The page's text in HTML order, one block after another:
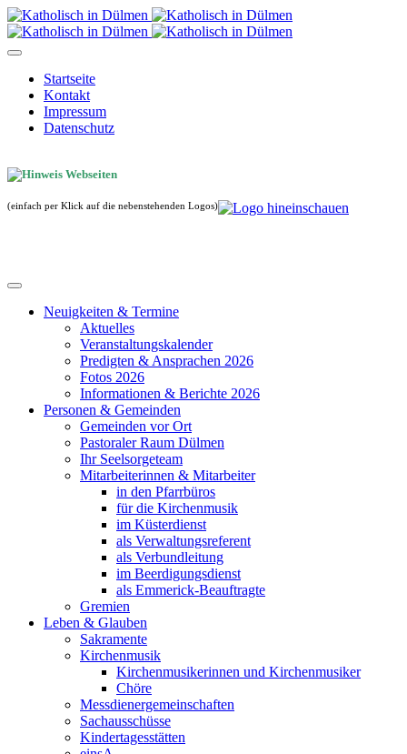
Startseite
Kontakt
Impressum
Datenschutz
(einfach per Klick auf die nebenstehenden Logos)
Neuigkeiten & Termine
Aktuelles
Veranstaltungskalender
Predigten & Ansprachen 2026
Fotos 2026
Informationen & Berichte 2026
Personen & Gemeinden
Gemeinden vor Ort
Pastoraler Raum Dülmen
Ihr Seelsorgeteam
Mitarbeiterinnen & Mitarbeiter
in den Pfarrbüros
für die Kirchenmusik
im Küsterdienst
als Verwaltungsreferent
als Verbundleitung
im Beerdigungsdienst
als Emmerick-Beauftragte
Gremien
Leben & Glauben
Sakramente
Kirchenmusik
Kirchenmusikerinnen und Kirchenmusiker
Chöre
Messdienergemeinschaften
Sachausschüsse
Kindertagesstätten